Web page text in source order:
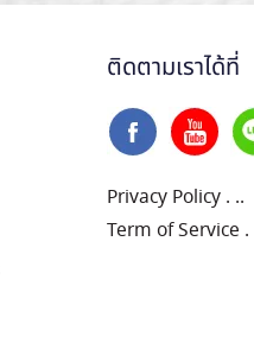
ติดตามเราได้ที่
Privacy Policy . ..
Term of Service .